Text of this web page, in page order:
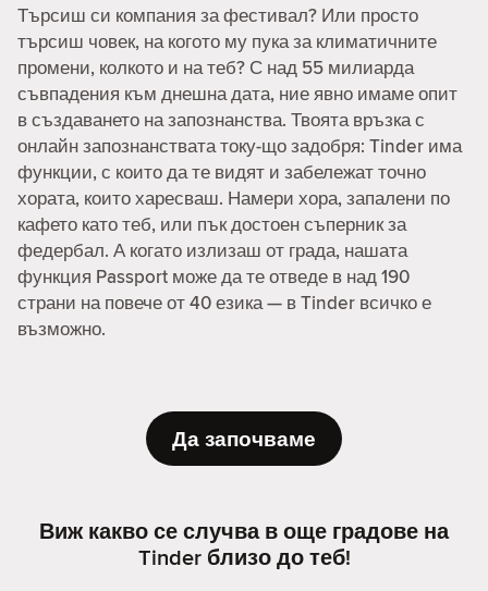
Търсиш си компания за фестивал? Или просто
търсиш човек, на когото му пука за климатичните
промени, колкото и на теб? С над 55 милиарда
съвпадения към днешна дата, ние явно имаме опит
в създаването на запознанства. Твоята връзка с
онлайн запознанствата току-що задобря: Tinder има
функции, с които да те видят и забележат точно
хората, които харесваш. Намери хора, запалени по
кафето като теб, или пък достоен съперник за
федербал. А когато излизаш от града, нашата
функция Passport може да те отведе в над 190
страни на повече от 40 езика — в Tinder всичко е
възможно.
Да започваме
Виж какво се случва в още градове на
Tinder близо до теб!